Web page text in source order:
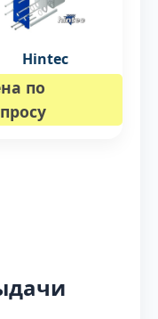
Hintec
по